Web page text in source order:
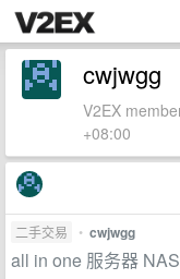
cwjwgg
V2EX
+08:00
二手交易 • cwjwgg
all in one 服务器